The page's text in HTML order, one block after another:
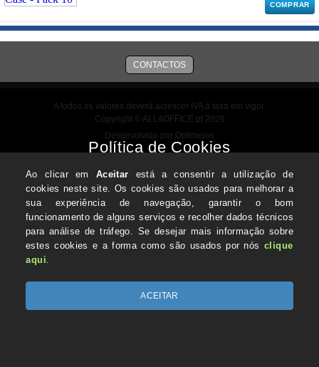
COMPRAR
CONTACTOS
A todos os valores deverá acrescer IVA à taxa em vigor.
Copyright © ALL4OFFICE.pt 2026
Desenvolvido por Optimeios